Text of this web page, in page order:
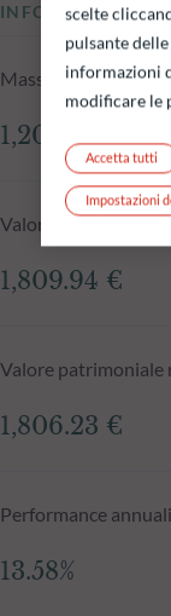
INFORMAZIONI
Masse in gestione
1,205.36 mln €
Valore patrimoniale
1,809.94 €
Valore patrimoniale
1,806.23 €
Performance
13.58%
scelte
pulsante
informazioni
modificare le
Accetta tutti
Impostazioni